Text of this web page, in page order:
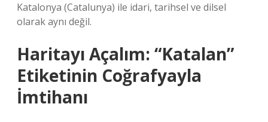
Katalonya (Catalunya) ile idari, tarihsel ve dilsel
olarak aynı değil.
Haritayı Açalım: “Katalan”
Etiketinin Coğrafyayla
İmtihanı